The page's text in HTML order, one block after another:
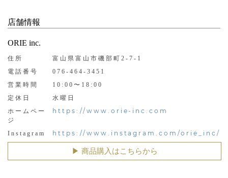
店舗情報
ORIE inc.
住所
富山県富山市磯部町2-7-1
電話番号
076-464-3451
営業時間
10:00〜18:00
定休日
水曜日
ホームペー
ジ
https://www.orie-inc.com
Instagram https://www.instagram.com/orie_inc/
▶︎ 商品購入はこちらから